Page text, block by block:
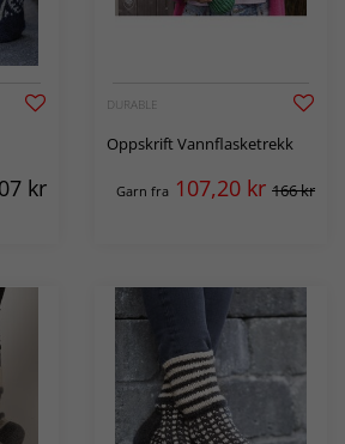
kr
DURABLE
Oppskrift Vannflasketrekk
Garn fra 107,20 kr 166 kr